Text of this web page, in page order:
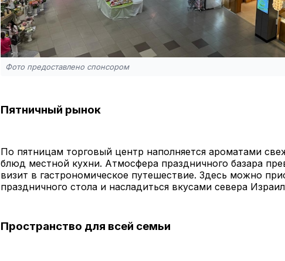
Фото предоставлено спонсором
Пятничный рынок
По пятницам торговый центр наполняется ароматами
блюд местной кухни. Атмосфера праздничного базара
визит в гастрономическое путешествие. Здесь можно
праздничного стола и насладиться вкусами севера
Пространство для всей семьи